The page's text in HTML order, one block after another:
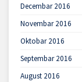
Decembar 2016
Novembar 2016
Oktobar 2016
Septembar 2016
August 2016